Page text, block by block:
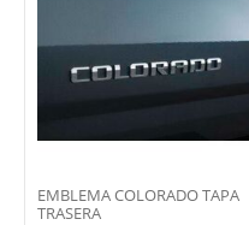
EMBLEMA COLORADO TAPA
TRASERA